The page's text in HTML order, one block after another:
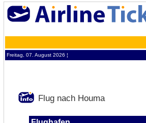
Freitag, 07. August 2026 ¦
Flug nach Houma